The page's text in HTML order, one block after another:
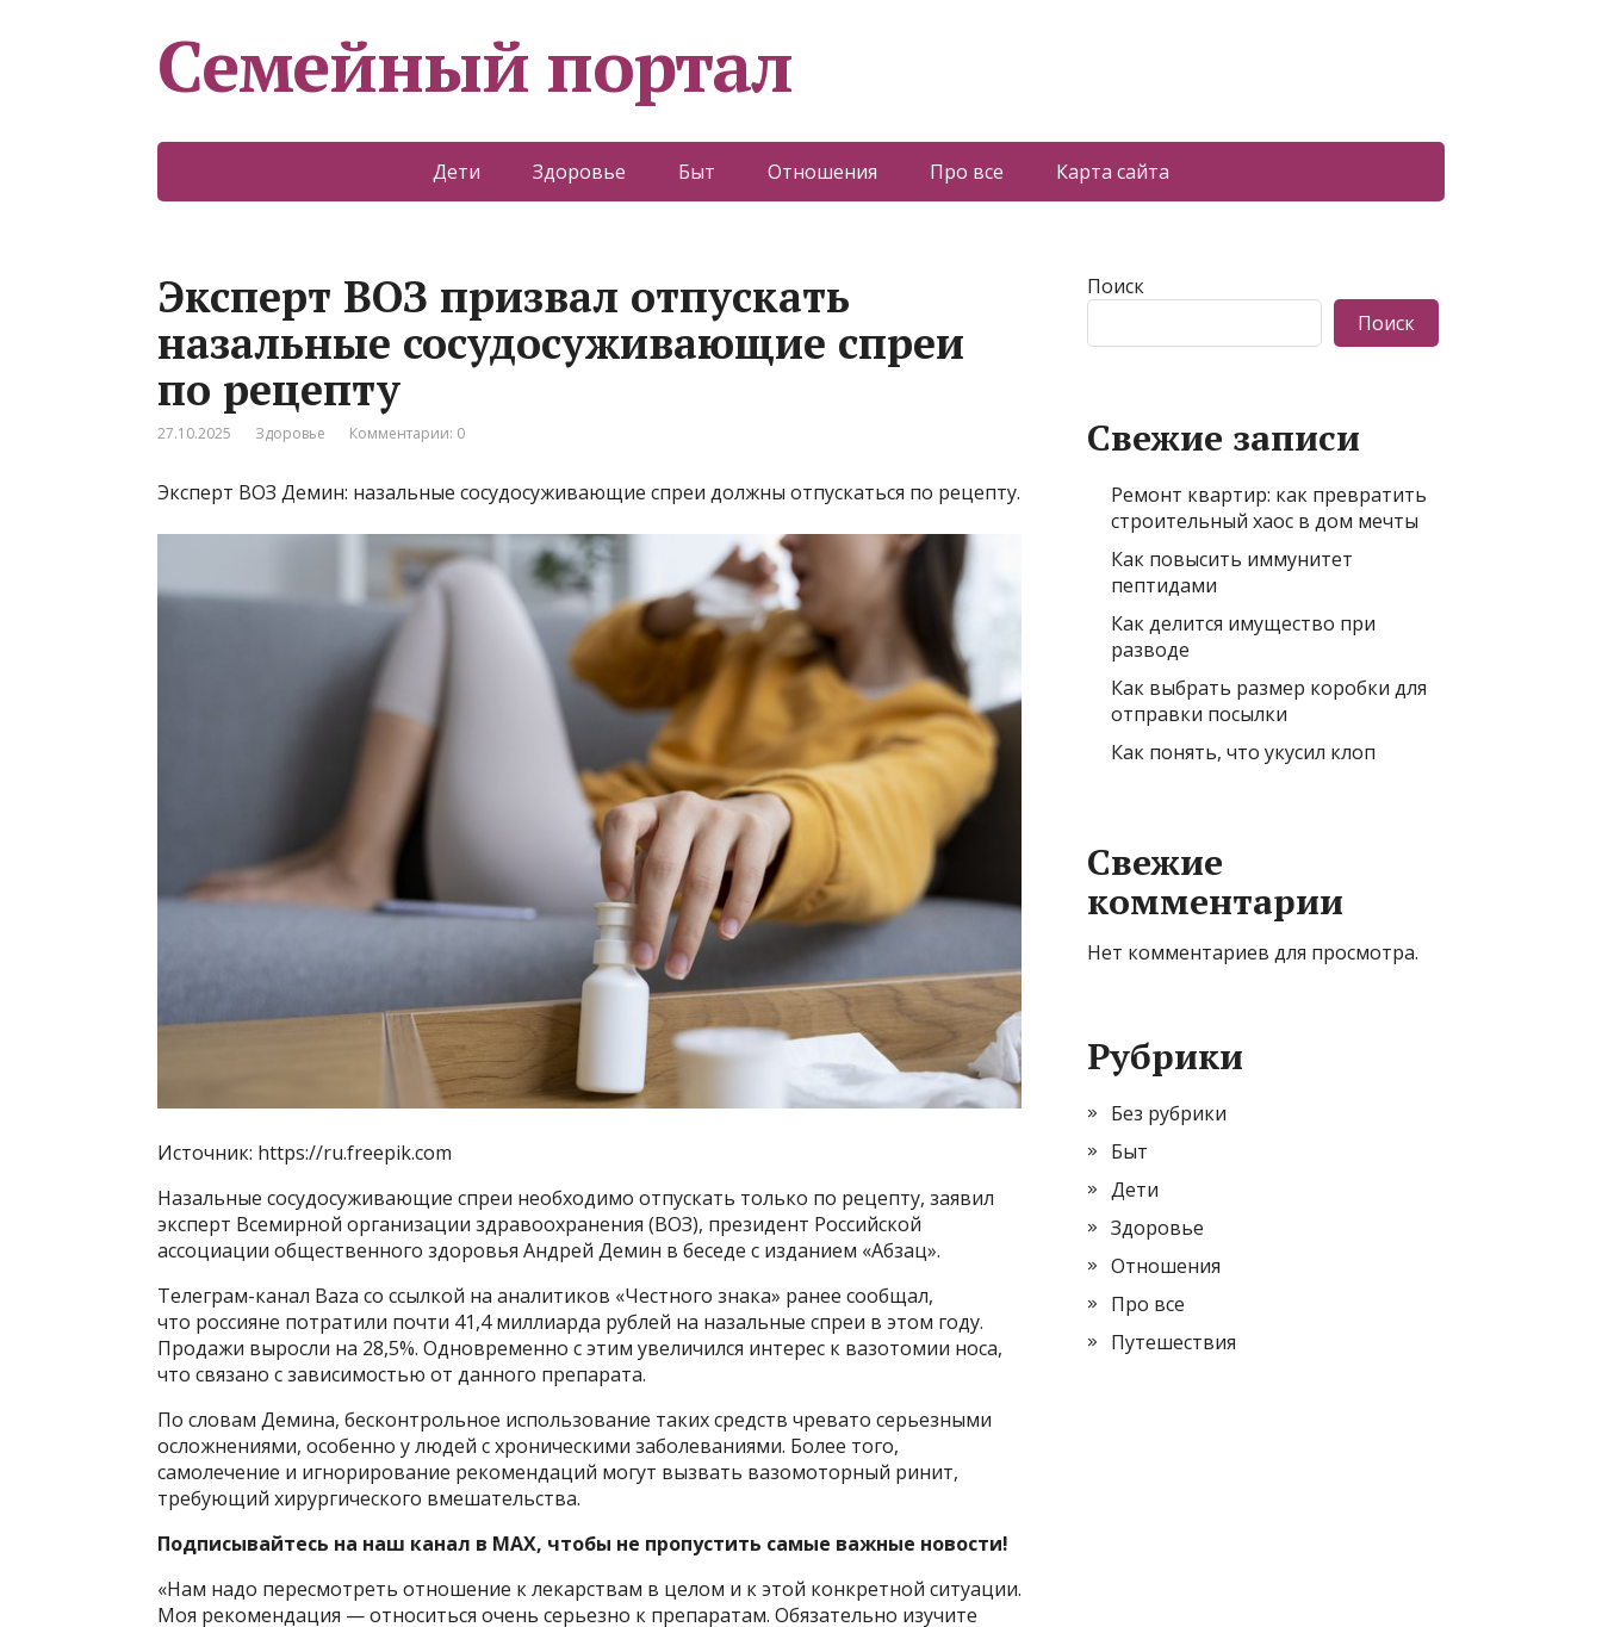
Семейный портал
Дети Здоровье Быт Отношения Про все Карта сайта
Эксперт ВОЗ призвал отпускать
назальные сосудосуживающие спреи
по рецепту
27.10.2025 Здоровье Комментарии: 0
Эксперт ВОЗ Демин: назальные сосудосуживающие спреи должны отпускаться по рецепту.
Источник: https://ru.freepik.com
Назальные сосудосуживающие спреи необходимо отпускать только по рецепту, заявил
эксперт Всемирной организации здравоохранения (ВОЗ), президент Российской
ассоциации общественного здоровья Андрей Демин в беседе с изданием «Абзац».
Телеграм-канал Baza со ссылкой на аналитиков «Честного знака» ранее сообщал,
что россияне потратили почти 41,4 миллиарда рублей на назальные спреи в этом году.
Продажи выросли на 28,5%. Одновременно с этим увеличился интерес к вазотомии носа,
что связано с зависимостью от данного препарата.
По словам Демина, бесконтрольное использование таких средств чревато серьезными
осложнениями, особенно у людей с хроническими заболеваниями. Более того,
самолечение и игнорирование рекомендаций могут вызвать вазомоторный ринит,
требующий хирургического вмешательства.
Подписывайтесь на наш канал в MAX, чтобы не пропустить самые важные новости!
«Нам надо пересмотреть отношение к лекарствам в целом и к этой конкретной ситуации.
Моя рекомендация — относиться очень серьезно к препаратам. Обязательно изучите
Поиск
Поиск
Свежие записи
Ремонт квартир: как превратить
строительный хаос в дом мечты
Как повысить иммунитет
пептидами
Как делится имущество при
разводе
Как выбрать размер коробки для
отправки посылки
Как понять, что укусил клоп
Свежие
комментарии
Нет комментариев для просмотра.
Рубрики
Без рубрики
Быт
Дети
Здоровье
Отношения
Про все
Путешествия